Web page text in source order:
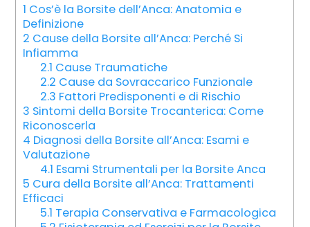
1 Cos’è la Borsite dell’Anca: Anatomia e
Definizione
2 Cause della Borsite all’Anca: Perché Si
Infiamma
2.1 Cause Traumatiche
2.2 Cause da Sovraccarico Funzionale
2.3 Fattori Predisponenti e di Rischio
3 Sintomi della Borsite Trocanterica: Come
Riconoscerla
4 Diagnosi della Borsite all’Anca: Esami e
Valutazione
4.1 Esami Strumentali per la Borsite Anca
5 Cura della Borsite all’Anca: Trattamenti
Efficaci
5.1 Terapia Conservativa e Farmacologica